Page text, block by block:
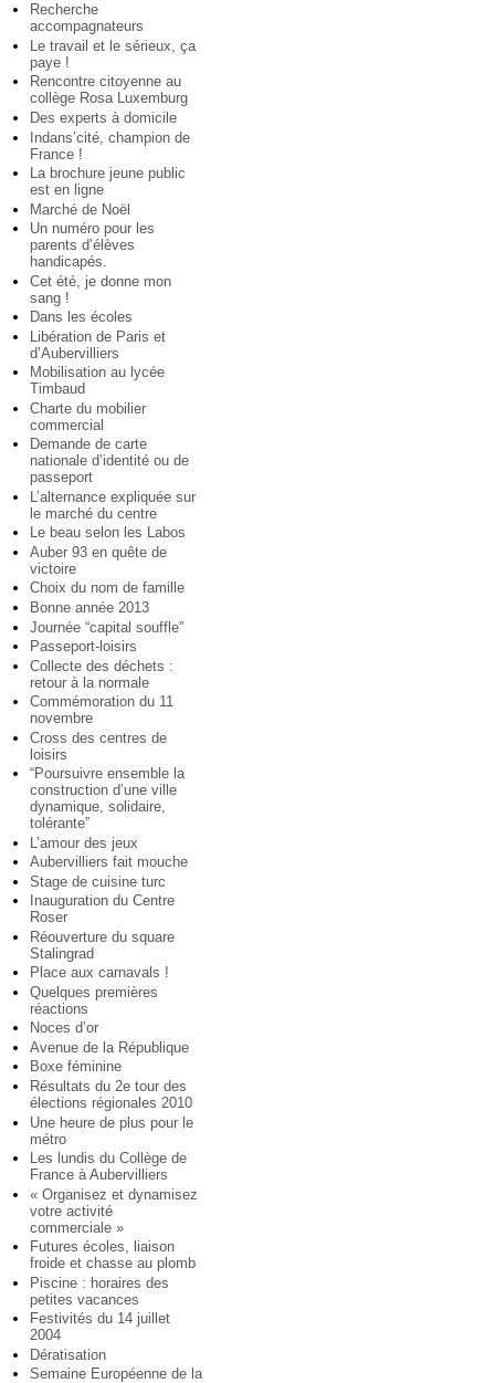
Recherche
accompagnateurs
Le travail et le sérieux, ça
paye !
Rencontre citoyenne au
collège Rosa Luxemburg
Des experts à domicile
Indans’cité, champion de
France !
La brochure jeune public
est en ligne
Marché de Noël
Un numéro pour les
parents d’élèves
handicapés.
Cet été, je donne mon
sang !
Dans les écoles
Libération de Paris et
d’Aubervilliers
Mobilisation au lycée
Timbaud
Charte du mobilier
commercial
Demande de carte
nationale d’identité ou de
passeport
L’alternance expliquée sur
le marché du centre
Le beau selon les Labos
Auber 93 en quête de
victoire
Choix du nom de famille
Bonne année 2013
Journée “capital souffle”
Passeport-loisirs
Collecte des déchets :
retour à la normale
Commémoration du 11
novembre
Cross des centres de
loisirs
“Poursuivre ensemble la
construction d’une ville
dynamique, solidaire,
tolérante”
L’amour des jeux
Aubervilliers fait mouche
Stage de cuisine turc
Inauguration du Centre
Roser
Réouverture du square
Stalingrad
Place aux carnavals !
Quelques premières
réactions
Noces d’or
Avenue de la République
Boxe féminine
Résultats du 2e tour des
élections régionales 2010
Une heure de plus pour le
métro
Les lundis du Collège de
France à Aubervilliers
« Organisez et dynamisez
votre activité
commerciale »
Futures écoles, liaison
froide et chasse au plomb
Piscine : horaires des
petites vacances
Festivités du 14 juillet
2004
Dératisation
Semaine Européenne de la